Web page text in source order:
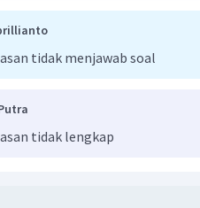
tidak menjawab soal
tidak lengkap